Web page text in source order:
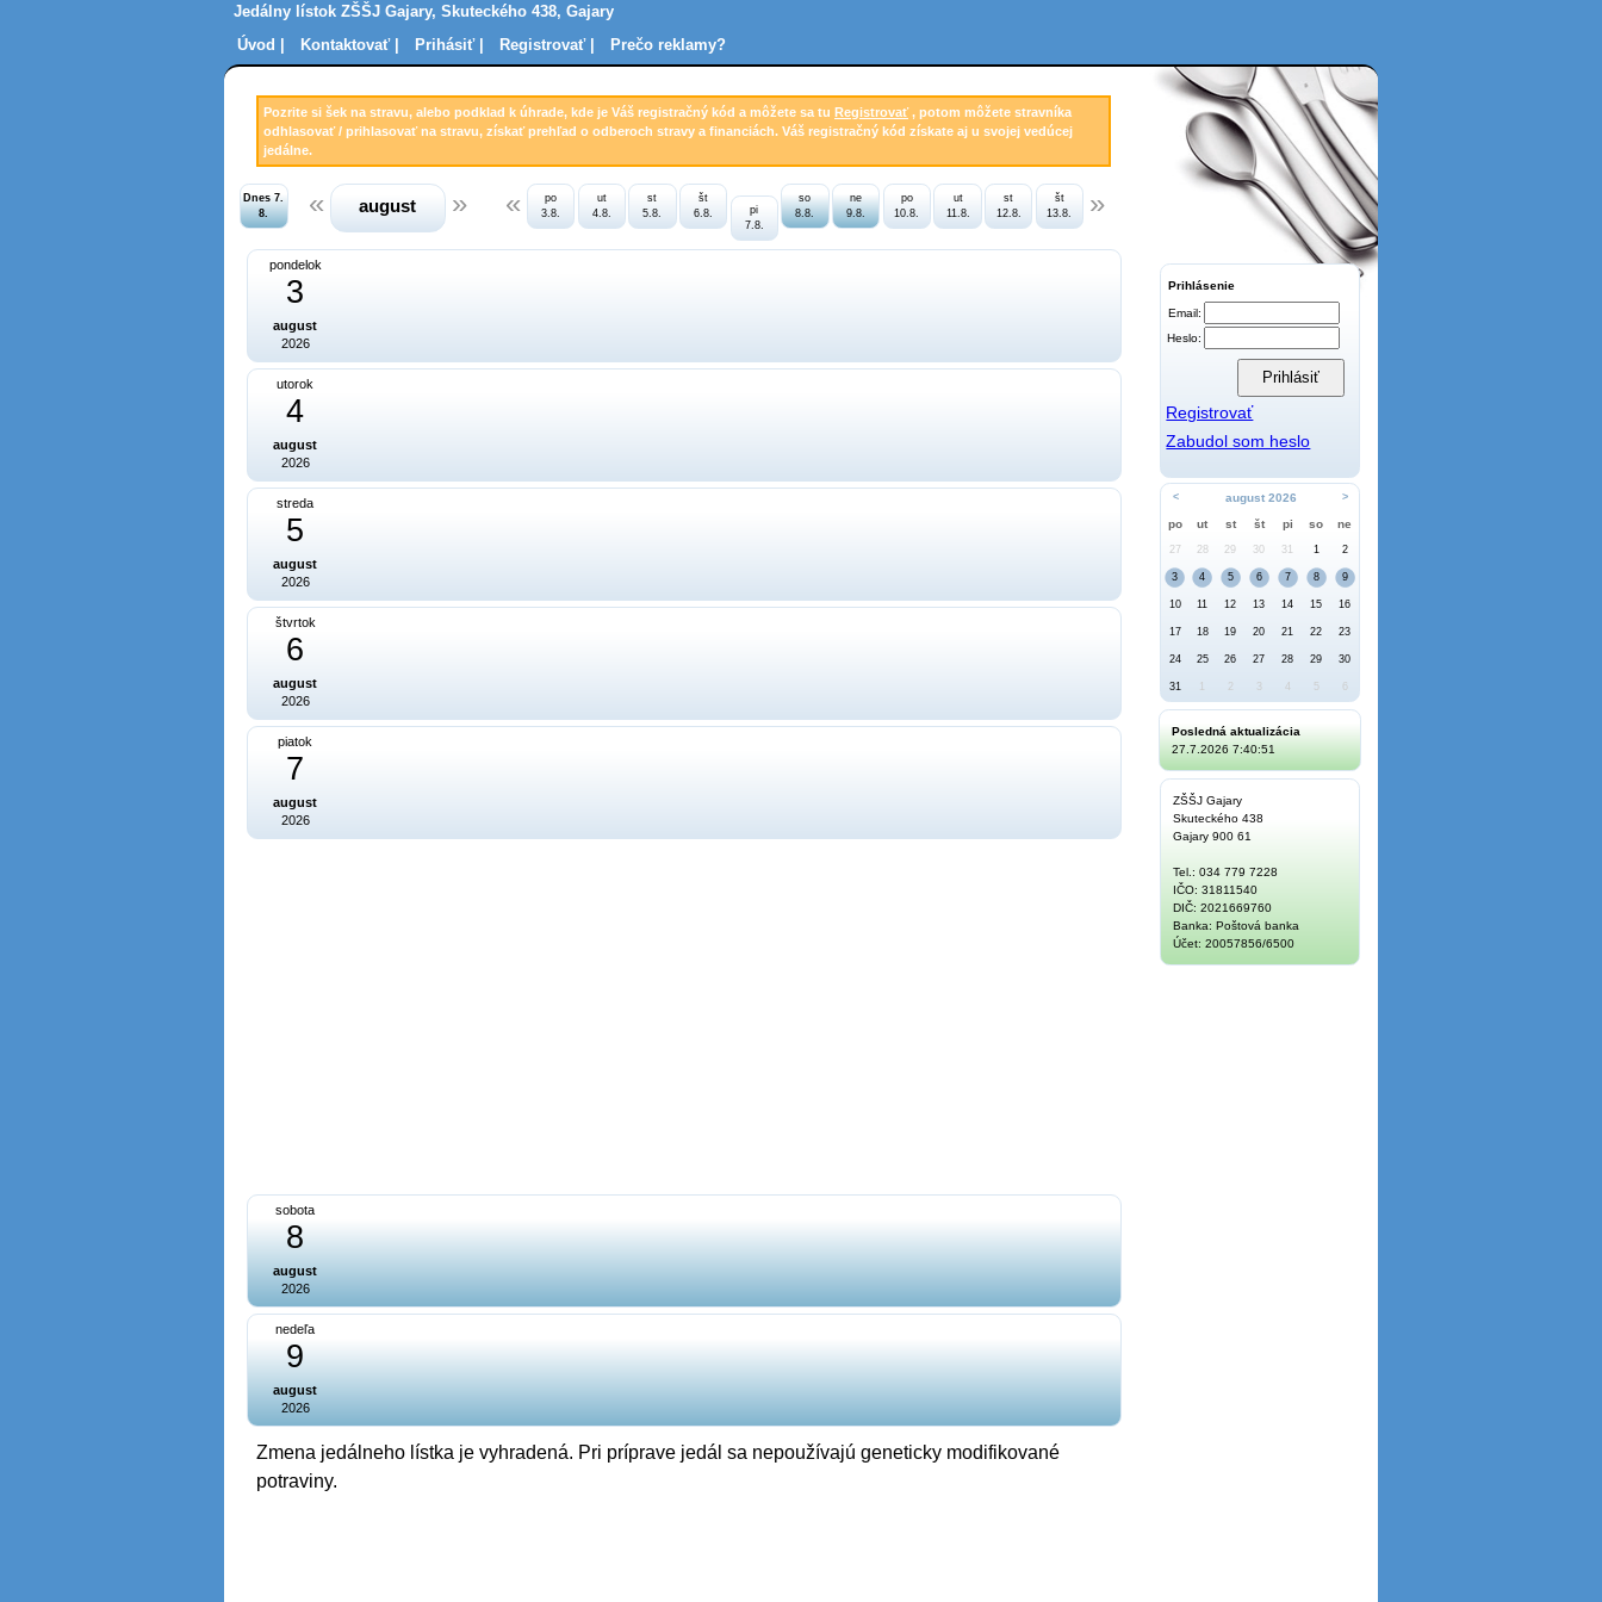
Jedálny lístok ZŠŠJ Gajary, Skuteckého 438, Gajary
Úvod |
Kontaktovať | Prihásiť | Registrovať | Prečo reklamy?
Pozrite si šek na stravu, alebo podklad k úhrade, kde je Váš registračný kód a môžete sa tu Registrovať, potom môžete stravníka
odhlasovať / prihlasovať na stravu, získať prehľad o odberoch stravy a financiách. Váš registračný kód získate aj u svojej vedúcej
jedálne.
Dnes 7.
8.
august
po
3.8.
ut
4.8.
st
5.8.
št
6.8.
pi
7.8.
so
8.8.
ne
9.8.
po
10.8.
ut
11.8.
st
12.8.
št
13.8.
pondelok
3
august
2026
utorok
4
august
2026
streda
5
august
2026
štvrtok
6
august
2026
piatok
7
august
2026
sobota
8
august
2026
nedeľa
9
august
2026
Zmena jedálneho lístka je vyhradená. Pri príprave jedál sa nepoužívajú geneticky modifikované
potraviny.
Prihlásenie
Email:
Heslo:
Registrovať
Zabudol som heslo
< august 2026 >
po ut st št pi so ne
27 28 29 30 31 1 2
3 4 5 6 7 8 9
10 11 12 13 14 15 16
17 18 19 20 21 22 23
24 25 26 27 28 29 30
31 2 3 4 5 6
Posledná aktualizácia
27.7.2026 7:40:51
ZŠŠJ Gajary
Skuteckého 438
Gajary 900 61
Tel.: 034 779 7228
IČO: 31811540
DIČ: 2021669760
Banka: Poštová banka
Účet: 20057856/6500